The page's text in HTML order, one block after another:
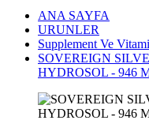
ANA SAYFA
URUNLER
Supplement Ve
SOVEREIGN
HYDROSOL - 946